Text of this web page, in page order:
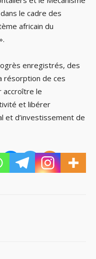
le cadre des
africain du
enregistrés, des
résorption de ces
accroître le
et libérer
et d’investissement de